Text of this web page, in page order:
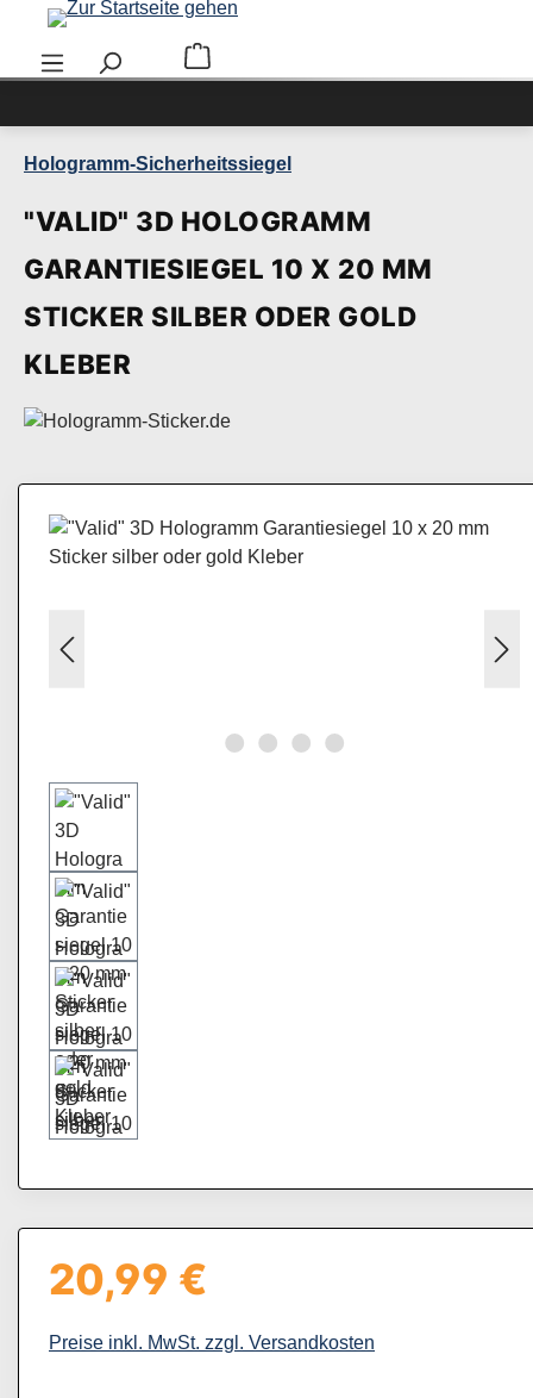
Zum Hauptinhalt springen
Warenkorb enthält 0 Positionen. Der
Hologramm-Sicherheitssiegel
"VALID" 3D HOLOGRAMM
GARANTIESIEGEL 10 X 20 MM
STICKER SILBER ODER GOLD
KLEBER
Bildergalerie überspringen
Regulärer Preis:
20,99 €
Preise inkl. MwSt. zzgl. Versandkosten